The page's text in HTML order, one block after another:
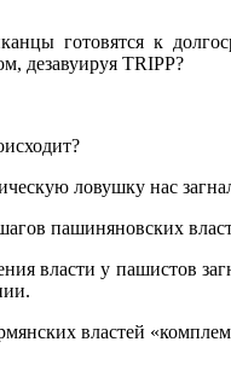
готовятся к
дезавуируя TRIPP?
ловушку нас
пашиняновских
власти у пашистов
властей